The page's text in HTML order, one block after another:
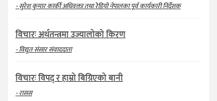
- सुरेश कुमार कार्की अधिवक्ता तथा रेडियो नेपालका पूर्व कार्यकारी निर्देशक
विचारः अर्थतन्त्रमा उज्यालोको किरण
- विद्युत संसार संवाददाता
विचारः विपद् र हाम्रो बिग्रिएको बानी
- रासस